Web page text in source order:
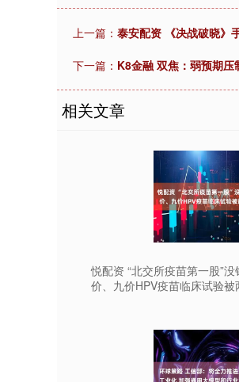
上一篇： 泰安配资 《决战破晓》
下一篇： K8金融 双焦：弱预期压
相关文章
悦配资 “北交所疫苗第一股”
价、九价HPV疫苗临床试验